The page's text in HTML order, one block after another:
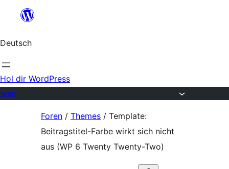
springen
Deutsch
Hol dir WordPress
Foren / Themes / Template:
Beitragstitel-Farbe wirkt sich nicht
aus (WP 6 Twenty Twenty-Two)